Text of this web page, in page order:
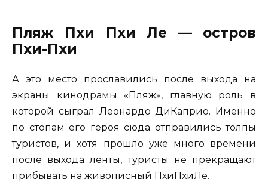
Пляж Пхи Пхи Ле — остров
Пхи-Пхи
А это место прославились после выхода на
экраны кинодрамы «Пляж», главную роль в
которой сыграл Леонардо ДиКаприо. Именно
по стопам его героя сюда отправились толпы
туристов, и хотя прошло уже много времени
после выхода ленты, туристы не прекращают
прибывать на живописный ПхиПхиЛе.